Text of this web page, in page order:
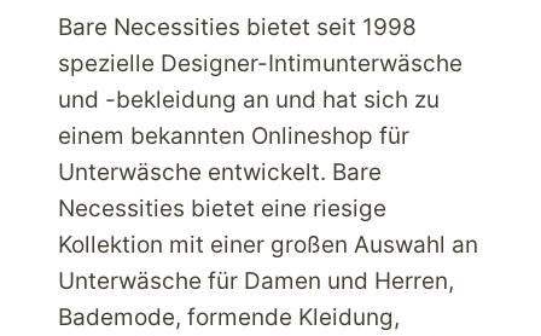
Bare Necessities bietet seit 1998
spezielle Designer-Intimunterwäsche
und -bekleidung an und hat sich zu
einem bekannten Onlineshop für
Unterwäsche entwickelt. Bare
Necessities bietet eine riesige
Kollektion mit einer großen Auswahl an
Unterwäsche für Damen und Herren,
Bademode, formende Kleidung,